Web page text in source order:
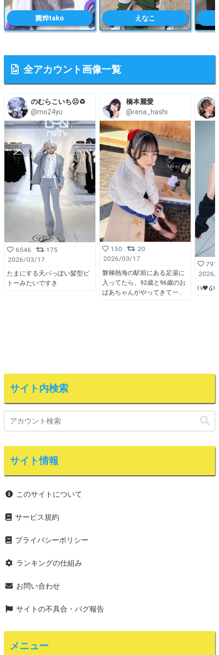
菌烨tako えなこ
全アカウント画像一覧
のむらこいち☹️♻️
@mo24yu
6546
175
2026/03/17
たまにする天パっぽい髪型ピ
トーみたいですき
橋本麗愛
@rena_hashi
150
20
2026/03/17
磐梯熱海の駅前にある足湯に
入ってたら、92歳と96歳のお
ばあちゃんがやってきて一
791
2026/
꒰ঌ🖤໒꒱
サイト内検索
サイト情報
このサイトについて
サービス規約
プライバシーポリシー
ランキングの仕組み
お問い合わせ
サイトの不具合・バグ報告
メニュー